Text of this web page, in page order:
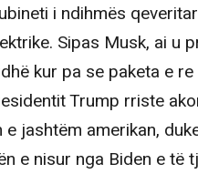
i ndihmës
Sipas Musk, ai u
kur pa se paketa e re
Trump rriste
jashtëm amerikan,
e nisur nga Biden e të